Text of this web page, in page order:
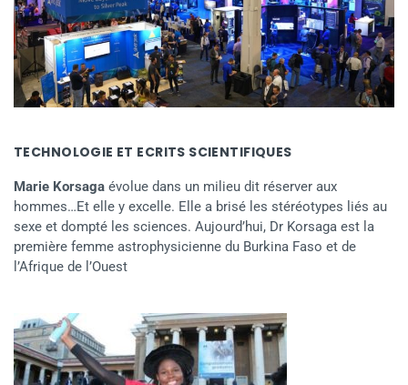
TECHNOLOGIE ET ECRITS SCIENTIFIQUES
Marie Korsaga évolue dans un milieu dit réserver aux
hommes…Et elle y excelle. Elle a brisé les stéréotypes liés au
sexe et dompté les sciences. Aujourd’hui, Dr Korsaga est la
première femme astrophysicienne du Burkina Faso et de
l’Afrique de l’Ouest